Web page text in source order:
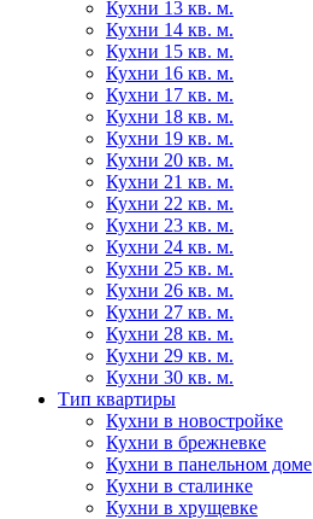
Кухни 13 кв. м.
Кухни 14 кв. м.
Кухни 15 кв. м.
Кухни 16 кв. м.
Кухни 17 кв. м.
Кухни 18 кв. м.
Кухни 19 кв. м.
Кухни 20 кв. м.
Кухни 21 кв. м.
Кухни 22 кв. м.
Кухни 23 кв. м.
Кухни 24 кв. м.
Кухни 25 кв. м.
Кухни 26 кв. м.
Кухни 27 кв. м.
Кухни 28 кв. м.
Кухни 29 кв. м.
Кухни 30 кв. м.
Тип квартиры
Кухни в новостройке
Кухни в брежневке
Кухни в панельном доме
Кухни в сталинке
Кухни в хрущевке